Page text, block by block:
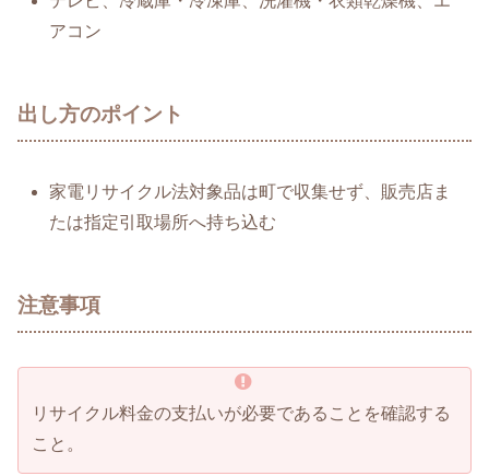
アコン
出し方のポイント
家電リサイクル法対象品は町で収集せず、販売店ま
たは指定引取場所へ持ち込む
注意事項
リサイクル料金の支払いが必要であることを確認する
こと。